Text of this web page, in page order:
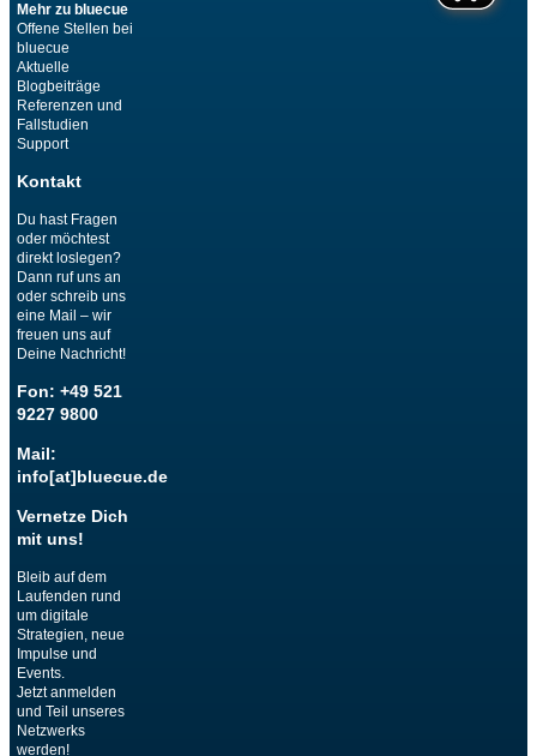
Mehr zu bluecue
Offene Stellen bei
bluecue
Aktuelle
Blogbeiträge
Referenzen und
Fallstudien
Support
Kontakt
Du hast Fragen
oder möchtest
direkt loslegen?
Dann ruf uns an
oder schreib uns
eine Mail – wir
freuen uns auf
Deine Nachricht!
Fon: +49 521
9227 9800
Mail:
info[at]bluecue.de
Vernetze Dich
mit uns!
Bleib auf dem
Laufenden rund
um digitale
Strategien, neue
Impulse und
Events.
Jetzt anmelden
und Teil unseres
Netzwerks
werden!